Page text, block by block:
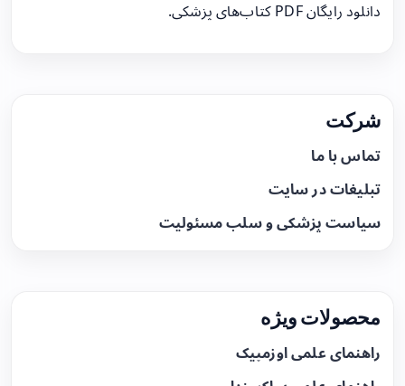
دانلود رایگان PDF کتاب‌های پزشکی.
شرکت
تماس با ما
تبلیغات در سایت
سیاست پزشکی و سلب مسئولیت
محصولات ویژه
راهنمای علمی اوزمپیک